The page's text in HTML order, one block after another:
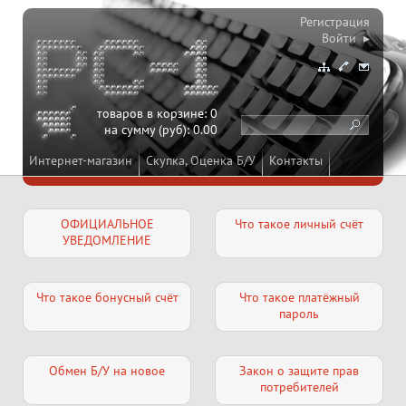
Интернет-магазин Скупка, Оценка Б/У Контакты
товаров в корзине:0
на сумму (руб):0.00
Регистрация
Войти ▸
ОФИЦИАЛЬНОЕ
УВЕДОМЛЕНИЕ
Что такое личный счёт
Что такое бонусный счёт
Что такое платёжный
пароль
Обмен Б/У на новое
Закон о защите прав
потребителей